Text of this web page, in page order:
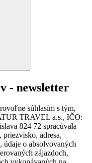
- newsletter
súhlasím s tým,
TRAVEL a.s., IČO:
824 72 spracúvala
priezvisko, adresa,
údaje o absolvovaných
zájazdoch,